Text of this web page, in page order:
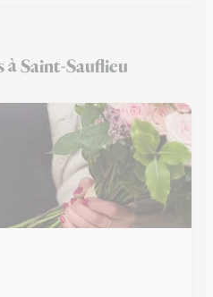
Saint-Sauflieu